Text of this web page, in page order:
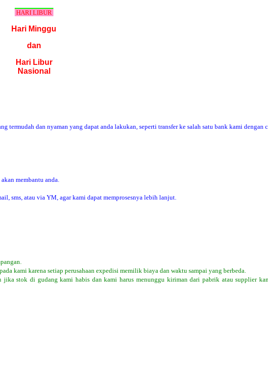
HARI LIBUR
Hari Minggu
dan
Hari Libur
Nasional
termudah dan nyaman yang dapat anda lakukan, seperti transfer ke salah satu bank kami dengan
membantu anda.
sms, atau via YM, agar kami dapat memprosesnya lebih lanjut.
kami karena setiap perusahaan expedisi memilik biaya dan waktu sampai yang berbeda.
stok di gudang kami habis dan kami harus menunggu kiriman dari pabrik atau supplier